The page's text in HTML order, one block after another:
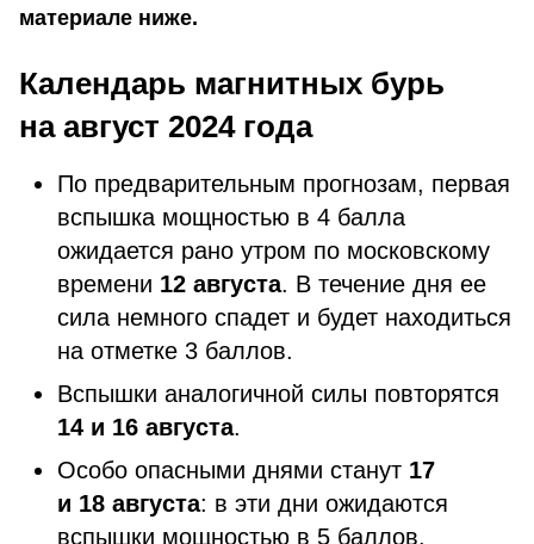
материале ниже.
Календарь магнитных бурь
на август 2024 года
По предварительным прогнозам, первая
вспышка мощностью в 4 балла
ожидается рано утром по московскому
времени 12 августа. В течение дня ее
сила немного спадет и будет находиться
на отметке 3 баллов.
Вспышки аналогичной силы повторятся
14 и 16 августа.
Особо опасными днями станут 17
и 18 августа: в эти дни ожидаются
вспышки мощностью в 5 баллов.